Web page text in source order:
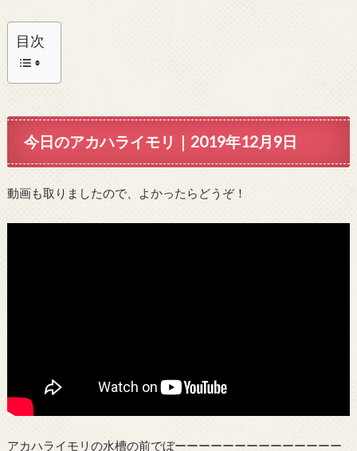
目次
今日のアカハライモリ｜2019年12月9日
動画も取りましたので、よかったらどうぞ！
アカハライモリの水槽の前でぼーーーーーーーーーーーーーー